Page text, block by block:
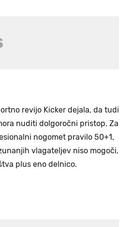
revijo Kicker dejala, da tudi
nuditi dolgoročni pristop. Za
nogomet pravilo 50+1,
vlagateljev niso mogoči,
plus eno delnico.